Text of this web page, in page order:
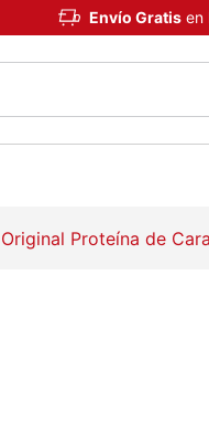
Envío Gratisen
Proteína de